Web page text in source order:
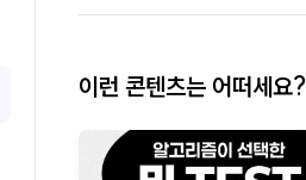
이런 콘텐츠는 어떠세요?